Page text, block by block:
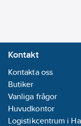
Kontakt
Kontakta oss
Butiker
Vanliga frågor
Huvudkontor
Logistikcentrum i